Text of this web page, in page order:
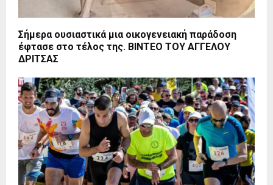
Σήμερα ουσιαστικά μια οικογενειακή παράδοση
έφτασε στο τέλος της. ΒΙΝΤΕΟ ΤΟΥ ΑΓΓΕΛΟΥ
ΔΡΙΤΣΑΣ